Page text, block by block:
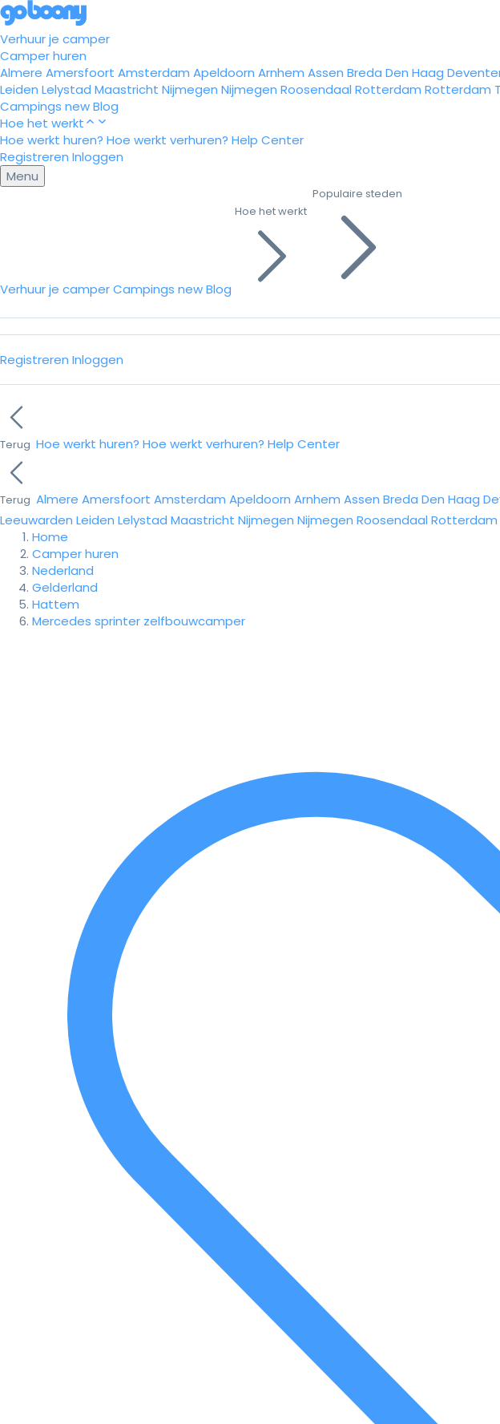
Verhuur je camper
Camper huren
Almere Amersfoort Amsterdam Apeldoorn Arnhem Assen Breda Den Haag
Leiden Lelystad Maastricht Nijmegen Nijmegen Roosendaal Rotterdam Rotterdam
Campings newBlog
Hoe het werkt
Hoe werkt huren? Hoe werkt verhuren? Help Center
Registreren Inloggen
Menu
Verhuur je camperCampings newBlog
Hoe het werkt
Populaire steden
Registreren Inloggen
Terug Hoe werkt huren? Hoe werkt verhuren? Help Center
Terug Almere Amersfoort Amsterdam Apeldoorn Arnhem Assen Breda Den Haag
Leeuwarden Leiden Lelystad Maastricht Nijmegen Nijmegen Roosendaal Rotterdam
Home
Camper huren
Nederland
Gelderland
Hattem
Mercedes sprinter zelfbouwcamper